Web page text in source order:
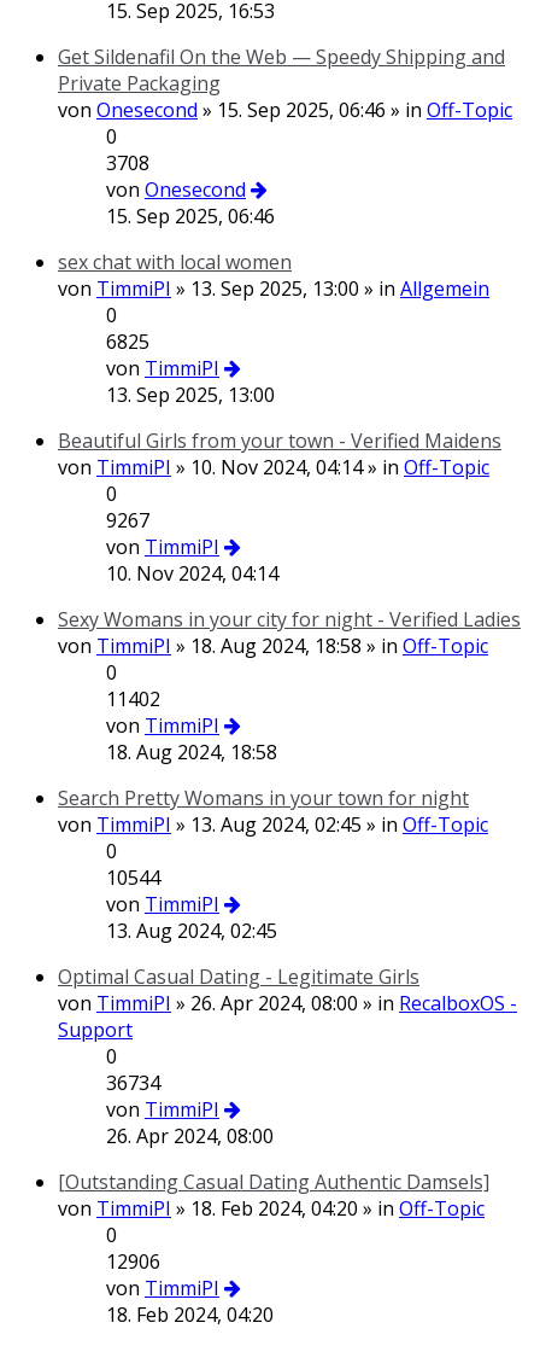
15. Sep 2025, 16:53
Get Sildenafil On the Web — Speedy Shipping and
Private Packaging
von Onesecond » 15. Sep 2025, 06:46 » in Off-Topic
0
3708
von Onesecond
15. Sep 2025, 06:46
sex chat with local women
von TimmiPI » 13. Sep 2025, 13:00 » in Allgemein
0
6825
von TimmiPI
13. Sep 2025, 13:00
Beautiful Girls from your town - Verified Maidens
von TimmiPI » 10. Nov 2024, 04:14 » in Off-Topic
0
9267
von TimmiPI
10. Nov 2024, 04:14
Sexy Womans in your city for night - Verified Ladies
von TimmiPI » 18. Aug 2024, 18:58 » in Off-Topic
0
11402
von TimmiPI
18. Aug 2024, 18:58
Search Pretty Womans in your town for night
von TimmiPI » 13. Aug 2024, 02:45 » in Off-Topic
0
10544
von TimmiPI
13. Aug 2024, 02:45
Optimal Сasual Dating - Legitimate Girls
von TimmiPI » 26. Apr 2024, 08:00 » in RecalboxOS -
Support
0
36734
von TimmiPI
26. Apr 2024, 08:00
[Outstanding Сasual Dating Authentic Damsels]
von TimmiPI » 18. Feb 2024, 04:20 » in Off-Topic
0
12906
von TimmiPI
18. Feb 2024, 04:20